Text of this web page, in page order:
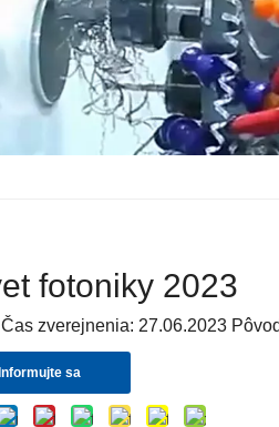
fotoniky 2023
zverejnenia: 27.06.2023
Informujte sa